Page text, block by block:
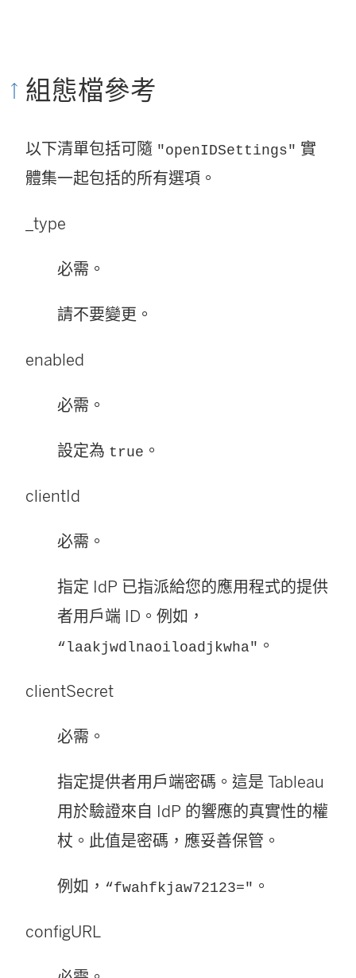
組態檔參考
以下清單包括可隨 "openIDSettings" 實
體集一起包括的所有選項。
_type
必需。
請不要變更。
enabled
必需。
設定為 true 。
clientId
必需。
指定 IdP 已指派給您的應用程式的提供
者用戶端 ID。例如，
“laakjwdlnaoiloadjkwha" 。
clientSecret
必需。
指定提供者用戶端密碼。這是 Tableau
用於驗證來自 IdP 的響應的真實性的權
杖。此值是密碼，應妥善保管。
例如， “fwahfkjaw72123=" 。
configURL